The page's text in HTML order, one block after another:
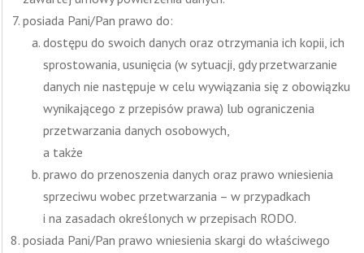
posiada Pani/Pan prawo do:
dostępu do swoich danych oraz otrzymania ich kopii, ich
sprostowania, usunięcia (w sytuacji, gdy przetwarzanie
danych nie następuje w celu wywiązania się z obowiązku
wynikającego z przepisów prawa) lub ograniczenia
przetwarzania danych osobowych,
a także
prawo do przenoszenia danych oraz prawo wniesienia
sprzeciwu wobec przetwarzania – w przypadkach
i na zasadach określonych w przepisach RODO.
posiada Pani/Pan prawo wniesienia skargi do właściwego